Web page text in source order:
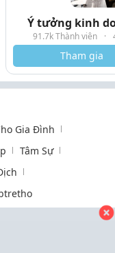
Ý tưởng kinh
91.7k Thành viên ·
Tham gia
Gia Đình
Tâm Sự